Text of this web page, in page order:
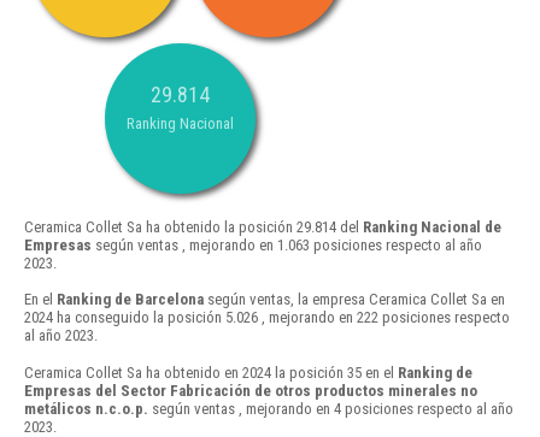
29.814
Ranking Nacional
Ceramica Collet Sa ha obtenido la posición 29.814 del Ranking Nacional de
Empresas según ventas , mejorando en 1.063 posiciones respecto al año
2023.
En el Ranking de Barcelona según ventas, la empresa Ceramica Collet Sa en
2024 ha conseguido la posición 5.026 , mejorando en 222 posiciones respecto
al año 2023.
Ceramica Collet Sa ha obtenido en 2024 la posición 35 en el Ranking de
Empresas del Sector Fabricación de otros productos minerales no
metálicos n.c.o.p. según ventas , mejorando en 4 posiciones respecto al año
2023.